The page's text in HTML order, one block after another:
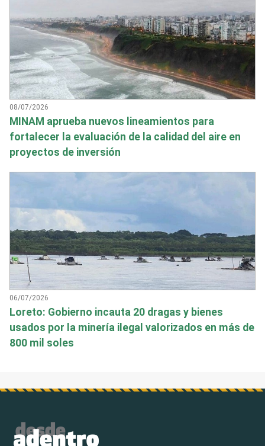
08/07/2026
MINAM aprueba nuevos lineamientos para
fortalecer la evaluación de la calidad del aire en
proyectos de inversión
06/07/2026
Loreto: Gobierno incauta 20 dragas y bienes
usados por la minería ilegal valorizados en más de
800 mil soles